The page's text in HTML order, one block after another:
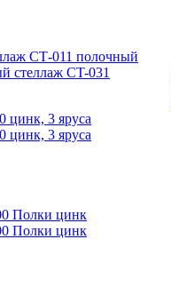
СТ-011 полочный
стеллаж CT-031
цинк, 3 яруса
цинк, 3 яруса
Полки цинк
Полки цинк